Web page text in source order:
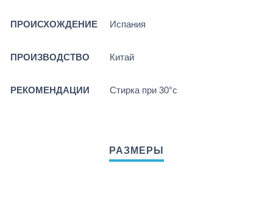
ПРОИСХОЖДЕНИЕ Испания
ПРОИЗВОДСТВО Китай
РЕКОМЕНДАЦИИ Стирка при 30°c